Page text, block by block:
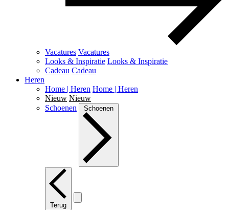
Vacatures Vacatures
Looks & Inspiratie Looks & Inspiratie
Cadeau Cadeau
Heren
Home | Heren Home | Heren
Nieuw Nieuw
Schoenen
Schoenen
Terug